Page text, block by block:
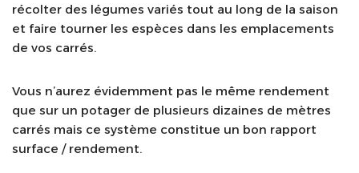
récolter des légumes variés tout au long de la saison
et faire tourner les espèces dans les emplacements
de vos carrés.
Vous n’aurez évidemment pas le même rendement
que sur un potager de plusieurs dizaines de mètres
carrés mais ce système constitue un bon rapport
surface / rendement.